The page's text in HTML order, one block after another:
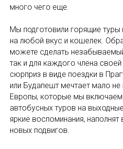
много чего еще.
Мы подготовили горящие
на любой вкус и кошелек.
можете сделать
так и для каждого члена
сюрприз в виде поездки в
или Будапешт мечтает мало
Европы, которые мы
автобусных туров на
яркие воспоминания,
новых подвигов.